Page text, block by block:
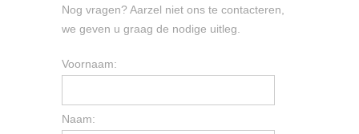
Nog vragen? Aarzel niet ons te contacteren,
we geven u graag de nodige uitleg.
Voornaam:
Naam: